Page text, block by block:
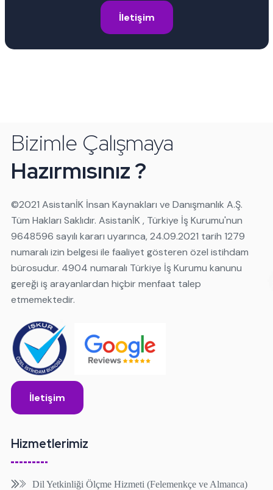
İletişim
Bizimle Çalışmaya
Hazırmısınız ?
©️2021 AsistanİK İnsan Kaynakları ve Danışmanlık A.Ş.
Tüm Hakları Saklıdır. AsistanİK , Türkiye İş Kurumu'nun
9648596 sayılı kararı uyarınca, 24.09.2021 tarih 1279
numaralı izin belgesi ile faaliyet gösteren özel istihdam
bürosudur. 4904 numaralı Türkiye İş Kurumu kanunu
gereği iş arayanlardan hiçbir menfaat talep
etmemektedir.
İletişim
Hizmetlerimiz
Dil Yetkinliği Ölçme Hizmeti (Felemenkçe ve Almanca)